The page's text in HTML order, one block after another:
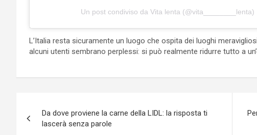
Un post condiviso da Vita lenta (@vita________lenta)
L’Italia resta sicuramente un luogo che ospita dei luoghi
alcuni utenti sembrano perplessi: si può realmente ridurre tutto a
articoli
Da dove proviene la carne della LIDL: la risposta ti
lascerà senza parole